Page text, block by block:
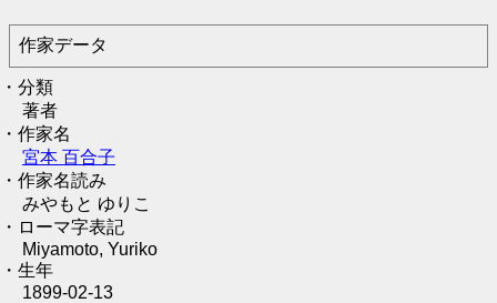
作家データ
・分類
著者
・作家名
宮本 百合子
・作家名読み
みやもと ゆりこ
・ローマ字表記
Miyamoto, Yuriko
・生年
1899-02-13